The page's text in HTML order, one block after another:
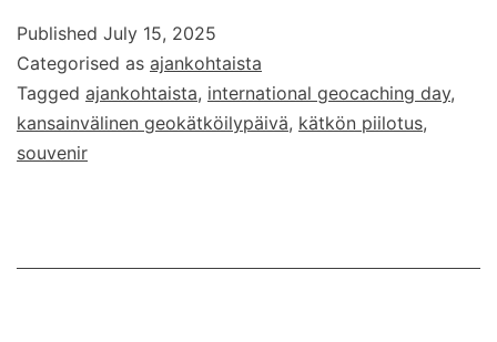
kaksi
souveniria
Published July 15, 2025
Categorised as ajankohtaista
Tagged ajankohtaista, international geocaching day,
kansainvälinen geokätköilypäivä, kätkön piilotus,
souvenir